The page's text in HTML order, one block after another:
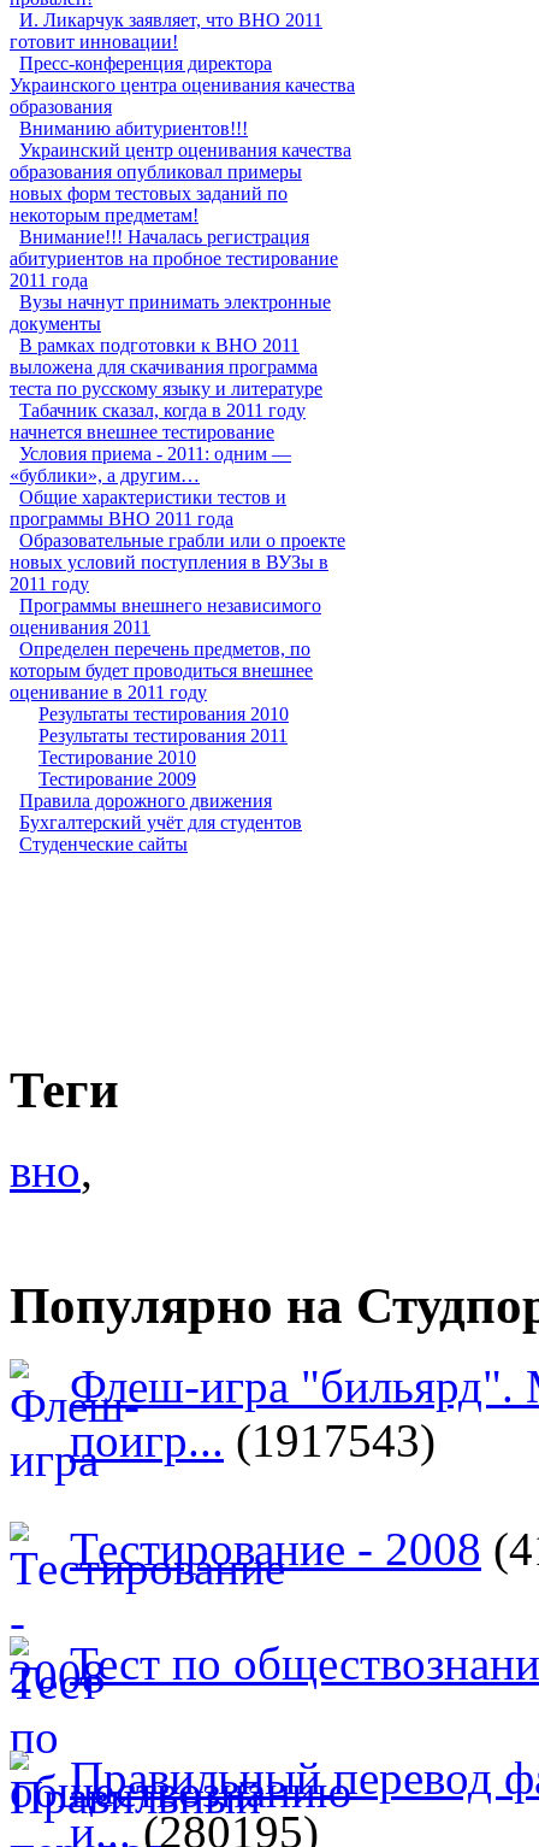
И. Ликарчук заявляет, что ВНО 2011
готовит инновации!
Пресс-конференция директора
Украинского центра оценивания качества
образования
Вниманию абитуриентов!!!
Украинский центр оценивания качества
образования опубликовал примеры
новых форм тестовых заданий по
некоторым предметам!
Внимание!!! Началась регистрация
абитуриентов на пробное тестирование
2011 года
Вузы начнут принимать электронные
документы
В рамках подготовки к ВНО 2011
выложена для скачивания программа
теста по русскому языку и литературе
Табачник сказал, когда в 2011 году
начнется внешнее тестирование
Условия приема - 2011: одним —
«бублики», а другим…
Общие характеристики тестов и
программы ВНО 2011 года
Образовательные грабли или о проекте
новых условий поступления в ВУЗы в
2011 году
Программы внешнего независимого
оценивания 2011
Определен перечень предметов, по
которым будет проводиться внешнее
оценивание в 2011 году
Результаты тестирования 2010
Результаты тестирования 2011
Тестирование 2010
Тестирование 2009
Правила дорожного движения
Бухгалтерский учёт для студентов
Студенческие сайты
Теги
вно,
Популярно на
Флеш-игра "бильярд".
поигр... (1917543)
Тестирование - 2008
Тест по
Правильный перевод
и...(280195)